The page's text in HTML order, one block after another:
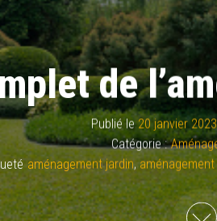
de
Publié le20 janvier 2023
Catégorie :
aménagement jardin,